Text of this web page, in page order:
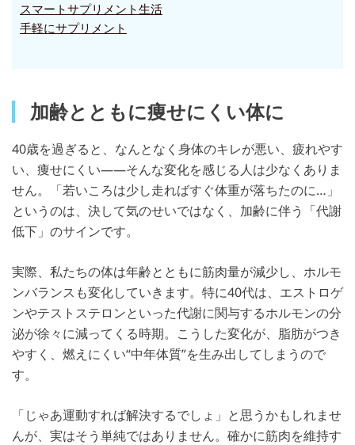
スマートサプリメント生活
手軽にサプリメント
加齢とともに痩せにくい体に
40歳を過ぎると、なんとなく身体のキレが悪い、疲れやす
い、痩せにくい——そんな変化を感じる人は少なくありま
せん。「若いころは少し走ればすぐ体重が落ちたのに…」
というのは、決して気のせいではなく、加齢に伴う「代謝
低下」のサインです。
実際、私たちの体は年齢とともに筋肉量が減少し、ホルモ
ンバランスも変化していきます。特に40代は、エストロゲ
ンやテストステロンといった代謝に関与するホルモンの分
泌が徐々に減ってくる時期。こうした変化が、脂肪がつき
やすく、燃えにくい“中年体質”を生み出してしまうので
す。
「じゃあ運動すれば解決するでしょ」と思うかもしれませ
んが、実はそう単純ではありません。確かに筋肉を維持す